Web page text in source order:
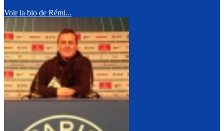
Voir la bio de Rémi...